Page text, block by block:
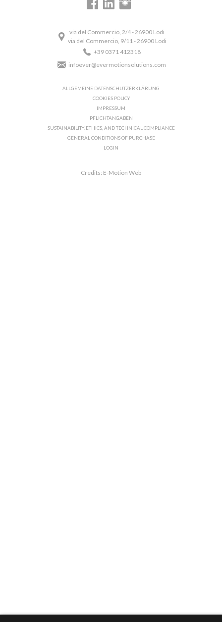
via del Commercio, 2/4 - 26900 Lodi
via del Commercio, 9/11 - 26900 Lodi
+39 0371 412318
infoever@evermotionsolutions.com
ALLGEMEINE DATENSCHUTZERKLÄRUNG
COOKIES POLICY
IMPRESSUM
PFLICHTANGABEN
SUSTAINABILITY, ETHICS, AND TECHNICAL COMPLIANCE
GENERAL CONDITIONS OF PURCHASE
LOGIN
Credits: E-Motion Web